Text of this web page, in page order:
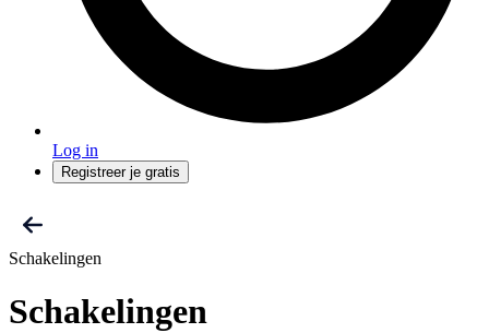
Log in
Registreer je gratis
Schakelingen
Schakelingen